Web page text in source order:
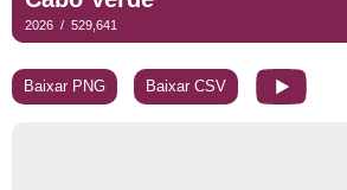
Baixar PNG Baixar CSV